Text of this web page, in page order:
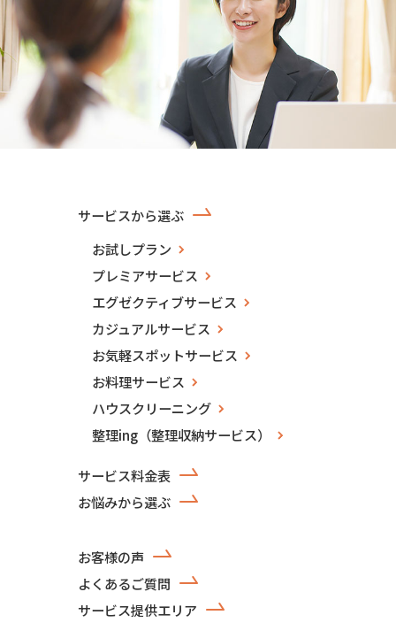
サービスから選ぶ
お試しプラン
プレミアサービス
エグゼクティブサービス
カジュアルサービス
お気軽スポットサービス
お料理サービス
ハウスクリーニング
整理ing（整理収納サービス）
サービス料金表
お悩みから選ぶ
お客様の声
よくあるご質問
サービス提供エリア